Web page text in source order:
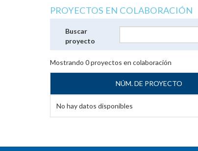
PROYECTOS EN COLABORACIÓN
Buscar
proyecto
Mostrando 0proyectos en colaboración
NÚM. DE PROYECTO
No hay datos disponibles